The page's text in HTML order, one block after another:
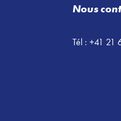
Nous
Tél : +41 21